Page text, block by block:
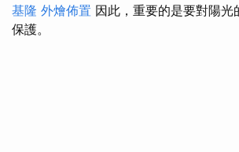
基隆 外燴佈置 因此，重要的是要對陽光
保護。